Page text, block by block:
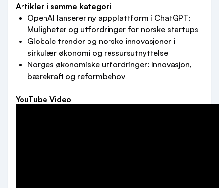
Artikler i samme kategori
OpenAI lanserer ny appplattform i ChatGPT:
Muligheter og utfordringer for norske startups
Globale trender og norske innovasjoner i
sirkulær økonomi og ressursutnyttelse
Norges økonomiske utfordringer: Innovasjon,
bærekraft og reformbehov
YouTube Video